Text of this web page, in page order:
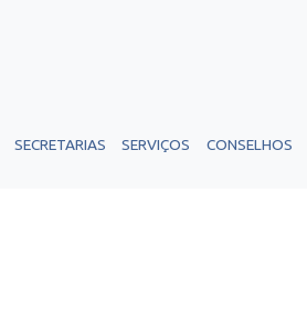
SECRETARIAS SERVIÇOS CONSELHOS